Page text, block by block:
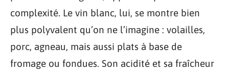
complexité. Le vin blanc, lui, se montre bien
plus polyvalent qu’on ne l’imagine : volailles,
porc, agneau, mais aussi plats à base de
fromage ou fondues. Son acidité et sa fraîcheur